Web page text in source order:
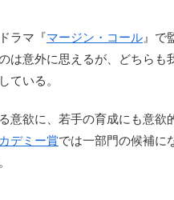
ラマ『マージン・コール 』で
は意外に思えるが、どちらも
ている。
欲に、若手の育成にも意欲
デミー賞では一部門の候補に